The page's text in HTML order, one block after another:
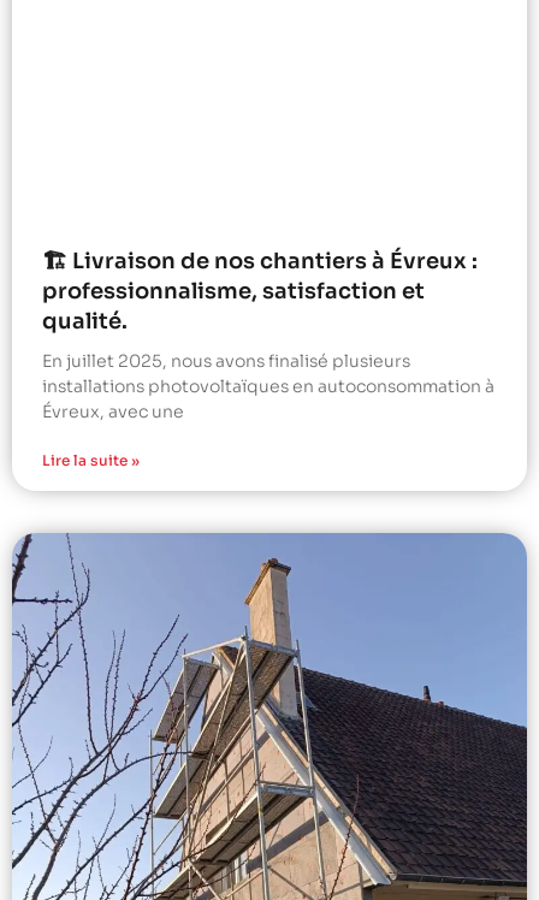
🏗️ Livraison de nos chantiers à Évreux :
professionnalisme, satisfaction et
qualité.
En juillet 2025, nous avons finalisé plusieurs
installations photovoltaïques en autoconsommation à
Évreux, avec une
Lire la suite »